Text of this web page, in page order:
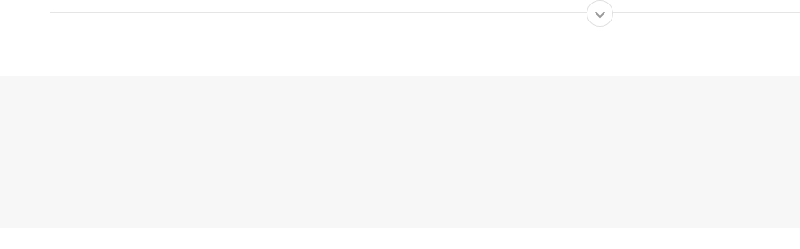
un bien immobilierdans l’unité urbaine de Marseille Aix en Provence, nos experts Cogedim seront ravis de vous